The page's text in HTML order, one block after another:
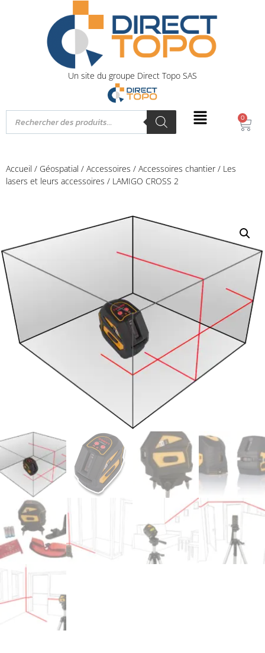
Un site du groupe Direct Topo SAS
0
Accueil / Géospatial / Accessoires / Accessoires chantier/ Les
lasers et leurs accessoires / LAMIGO CROSS 2